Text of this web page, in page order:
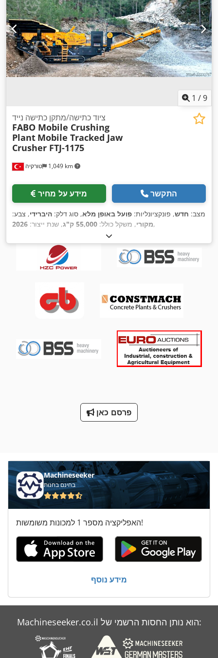
1 /9
טורקיה 1,049 km
ציוד כתישה/מתקן כתישה נייד
FABO Mobile Crushing
Plant Mobile Tracked Jaw
Crusher FTJ-1175
מידע על מחיר התקשר
מצב: חדש, פונקציונליות: פועל באופן מלא, סוג דלק: היברידי, צבע:
מקורי, משקל כולל: 55,000 ק"ג , שנת ייצור: 2026 ,
פרסם כאן
Machineseeker
בחינם בחנות
האפליקציה מספר 1 למכונות משומשות!
מידע נוסף
Machineseeker.co.il הוא נותן החסות הרשמי של: